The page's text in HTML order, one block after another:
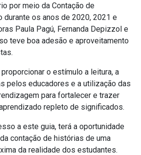
por meio da Contação de
durante os anos de 2020, 2021 e
Paula Pagú, Fernanda Depizzol e
teve boa adesão e aproveitamento
o estímulo a leitura, a
pelos educadores e a utilização das
para fortalecer e trazer
repleto de significados.
a este guia, terá a oportunidade
contação de histórias de uma
da realidade dos estudantes.